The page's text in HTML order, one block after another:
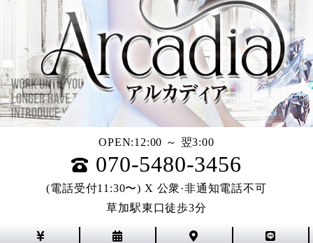
OPEN:12:00 ～ 翌3:00
070-5480-3456
(電話受付11:30〜) X 公衆·非通知電話不可
草加駅東口徒歩3分